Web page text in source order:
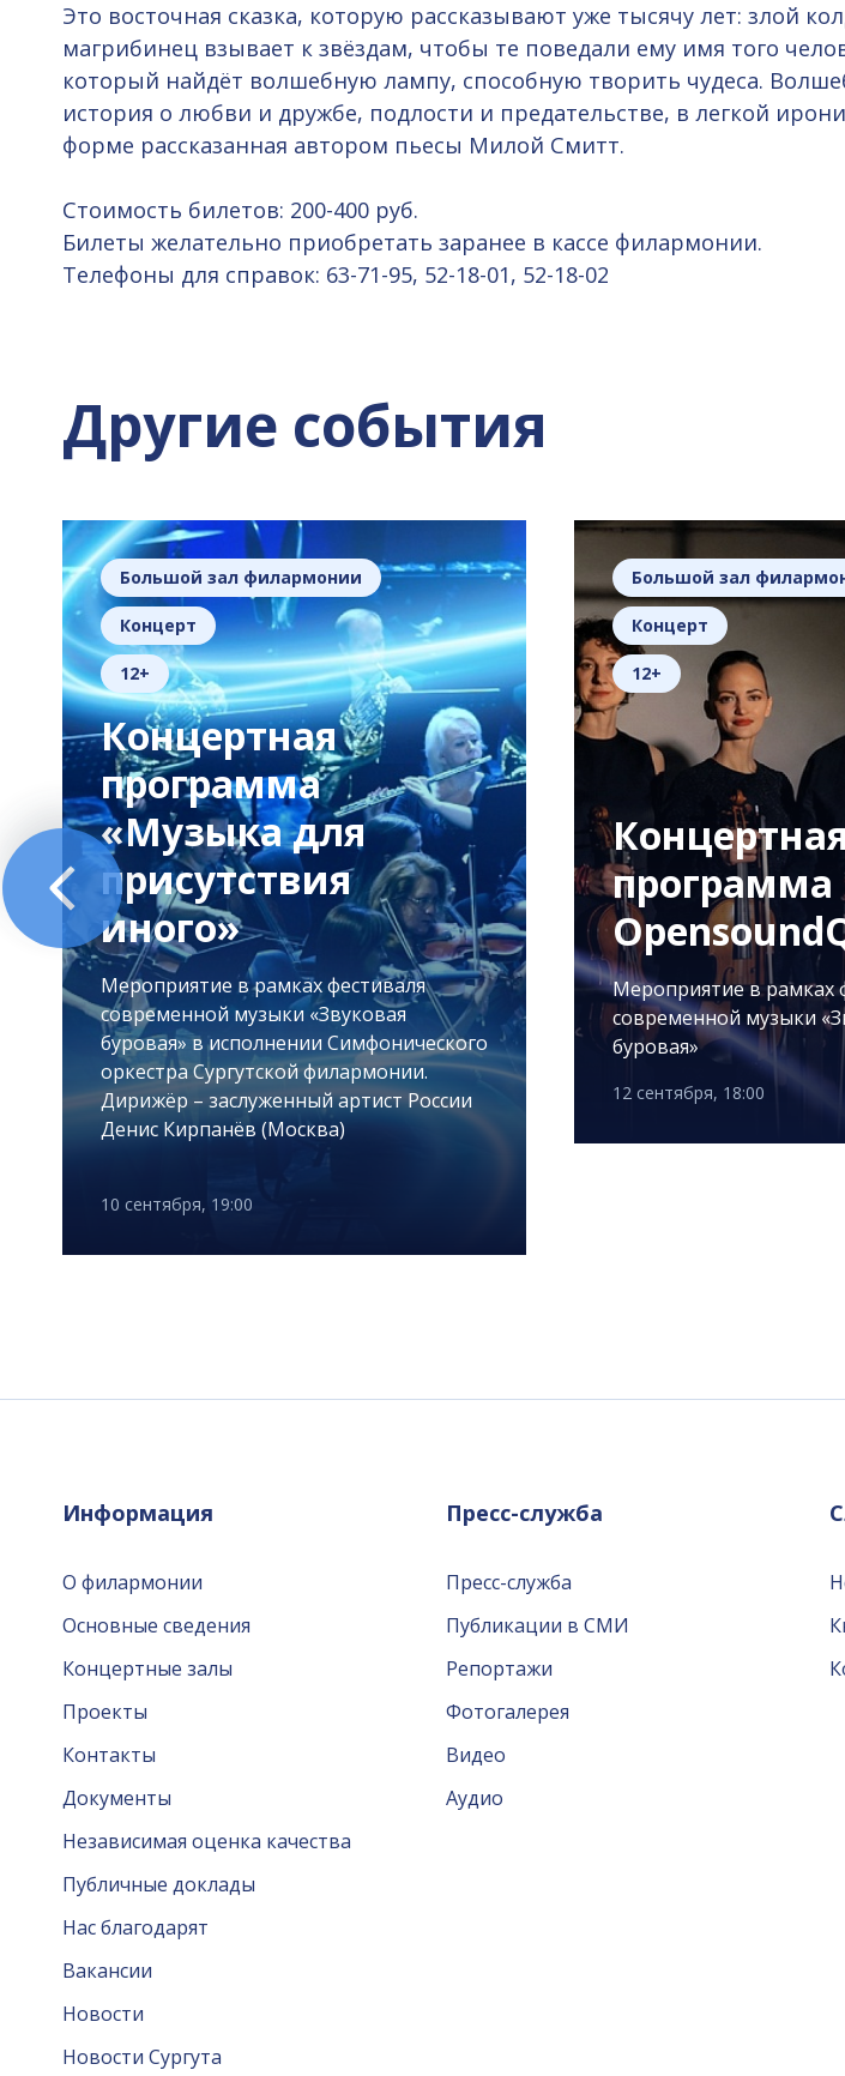
Это восточная сказка, которую рассказывают уже тысячу лет: злой
магрибинец взывает к звёздам, чтобы те поведали ему имя того
который найдёт волшебную лампу, способную творить чудеса.
история о любви и дружбе, подлости и предательстве, в легкой
форме рассказанная автором пьесы Милой Смитт.
Стоимость билетов: 200-400 руб.
Билеты желательно приобретать заранее в кассе филармонии.
Телефоны для справок: 63-71-95, 52-18-01, 52-18-02
Другие события
Большой зал филармонии
Концерт
12+
Концертная
программа
«Музыка для
присутствия
иного»
Мероприятие в рамках фестиваля
современной музыки «Звуковая
буровая» в исполнении Симфонического
оркестра Сургутской филармонии.
Дирижёр – заслуженный артист России
Денис Кирпанёв (Москва)
10 сентября, 19:00
Большой зал
Концерт
12+
Концертная
программа
Мероприятие в рамках
современной музыки
буровая»
12 сентября, 18:00
Информация
О филармонии
Основные сведения
Концертные залы
Проекты
Контакты
Документы
Независимая оценка качества
Публичные доклады
Нас благодарят
Вакансии
Новости
Новости Сургута
Пресс-служба
Пресс-служба
Публикации в СМИ
Репортажи
Фотогалерея
Видео
Аудио